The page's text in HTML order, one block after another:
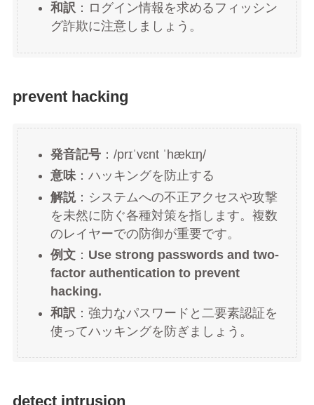
和訳 ：ログイン情報を求めるフィッシン
グ詐欺に注意しましょう。
prevent hacking
発音記号：/prɪˈvɛnt ˈhækɪŋ/
意味：ハッキングを防止する
解説：システムへの不正アクセスや攻撃
を未然に防ぐ各種対策を指します。複数
のレイヤーでの防御が重要です。
例文： Use strong passwords and two-
factor authentication to prevent
hacking.
和訳 ：強力なパスワードと二要素認証を
使ってハッキングを防ぎましょう。
detect intrusion